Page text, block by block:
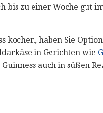
bis zu einer Woche gut
kochen, haben Sie
in Gerichten wie
auch in süßen